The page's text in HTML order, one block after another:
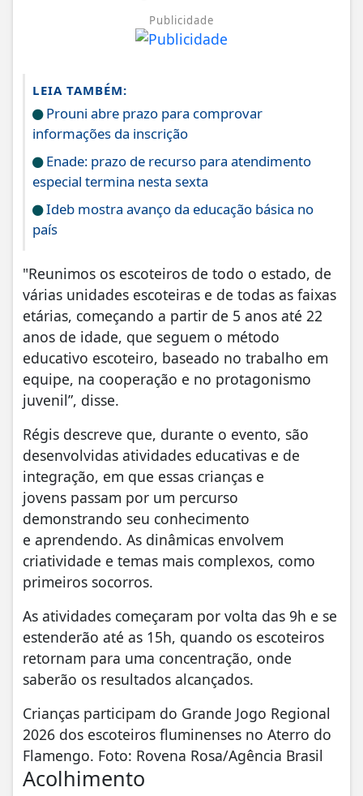
Publicidade
LEIA TAMBÉM:
Prouni abre prazo para comprovar
informações da inscrição
Enade: prazo de recurso para atendimento
especial termina nesta sexta
Ideb mostra avanço da educação básica no
país
"Reunimos os escoteiros de todo o estado, de
várias unidades escoteiras e de todas as faixas
etárias, começando a partir de 5 anos até 22
anos de idade, que seguem o método
educativo escoteiro, baseado no trabalho em
equipe, na cooperação e no protagonismo
juvenil”, disse.
Régis descreve que, durante o evento, são
desenvolvidas atividades educativas e de
integração, em que essas crianças e
jovens passam por um percurso
demonstrando seu conhecimento
e aprendendo. As dinâmicas envolvem
criatividade e temas mais complexos, como
primeiros socorros.
As atividades começaram por volta das 9h e se
estenderão até as 15h, quando os escoteiros
retornam para uma concentração, onde
saberão os resultados alcançados.
Crianças participam do Grande Jogo Regional
2026 dos escoteiros fluminenses no Aterro do
Flamengo. Foto: Rovena Rosa/Agência Brasil
Acolhimento